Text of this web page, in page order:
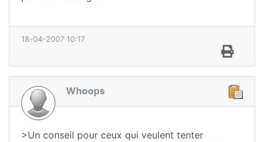
18-04-2007 10:17
Whoops
>Un conseil pour ceux qui veulent tenter